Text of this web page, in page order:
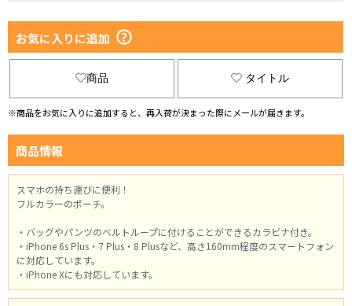
お気に入りに追加
商品 タイトル
※商品をお気に入りに追加すると、再入荷が決まった際にメールが届きます。
商品情報
スマホの持ち運びに便利！
フルカラーのポーチ。
・バッグやパンツのベルトループに付けることができるカラビナ付き。
・iPhone 6s Plus・7 Plus・8 Plusなど、高さ160mm程度のスマートフォン
に対応しています。
・iPhone Xにも対応しています。